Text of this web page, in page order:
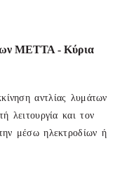
ΜΕΤΤΑ - Κύρια
αντλίας λυμάτων
λειτουργία και τον
μέσω ηλεκτροδίων ή